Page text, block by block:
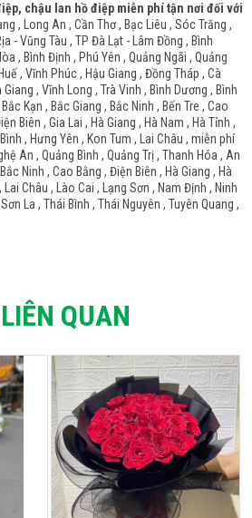
chậu lan hồ điệp miễn phí tận nơi đối với
, Long An , Cần Thơ , Bạc Liêu , Sóc Trăng ,
- Vũng Tàu , TP Đà Lạt - Lâm Đồng , Bình
, Bình Định , Phú Yên , Quảng Ngãi , Quảng
, Vĩnh Phúc , Hậu Giang , Đồng Tháp , Cà
Giang , Vĩnh Long , Trà Vinh , Bình Dương , Bình
Kạn , Bắc Giang , Bắc Ninh , Bến Tre , Cao
Biên , Gia Lai , Hà Giang , Hà Nam , Hà Tỉnh ,
, Hưng Yên , Kon Tum , Lai Châu , miễn phí
An , Quảng Bình , Quảng Trị , Thanh Hóa , An
Ninh , Cao Bằng , Điện Biên , Hà Giang , Hà
Châu , Lào Cai , Lạng Sơn , Nam Định , Ninh
La , Thái Bình , Thái Nguyên , Tuyên Quang ,
QUAN